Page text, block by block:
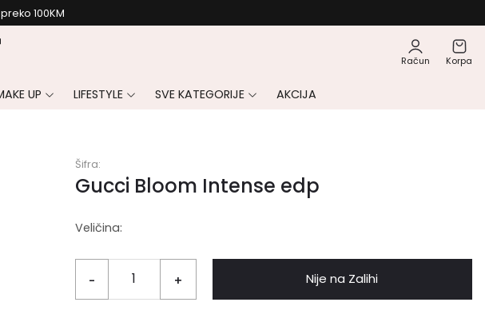
100KM
Račun Korpa
UP LIFESTYLE SVE KATEGORIJE AKCIJA
Šifra:
Gucci Bloom Intense edp
Veličina:
- + Nije na Zalihi